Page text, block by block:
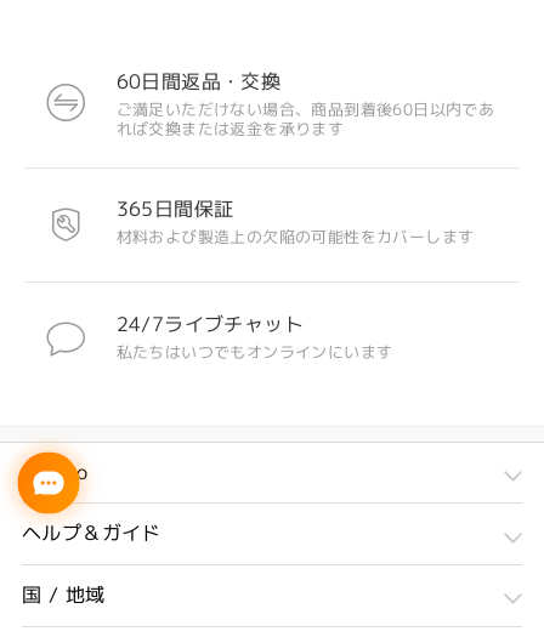
60日間返品・交換
ご満足いただけない場合、商品到着後60日以内であ
れば交換または返金を承ります
365日間保証
材料および製造上の欠陥の可能性をカバーします
24/7ライブチャット
私たちはいつでもオンラインにいます
Firmoo
ヘルプ＆ガイド
国 / 地域